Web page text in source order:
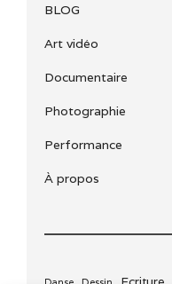
BLOG
Art vidéo
Documentaire
Photographie
Performance
À propos